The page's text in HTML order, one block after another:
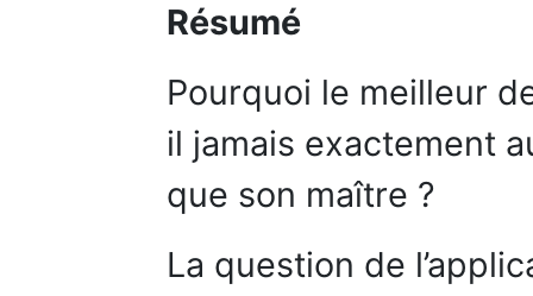
Résumé
Pourquoi le meilleur
il jamais exactement
que son maître ?
La question de